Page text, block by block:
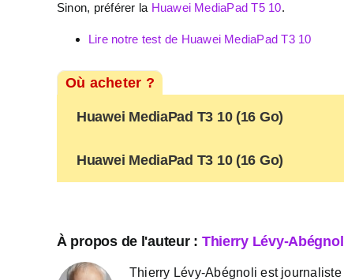
Sinon, préférer la Huawei MediaPad T5 10.
Lire notre test de Huawei MediaPad T3 10
Où acheter ?
Huawei MediaPad T3 10 (16 Go)
Huawei MediaPad T3 10 (16 Go)
À propos de l'auteur : Thierry Lévy-
Thierry Lévy-Abégnoli est